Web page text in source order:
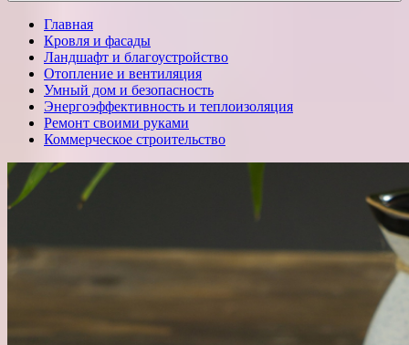
Главная
Кровля и фасады
Ландшафт и благоустройство
Отопление и вентиляция
Умный дом и безопасность
Энергоэффективность и теплоизоляция
Ремонт своими руками
Коммерческое строительство